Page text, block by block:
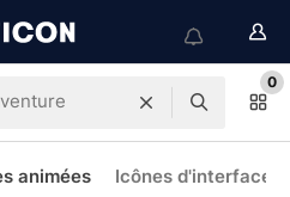
0
animées Icônes d'interface